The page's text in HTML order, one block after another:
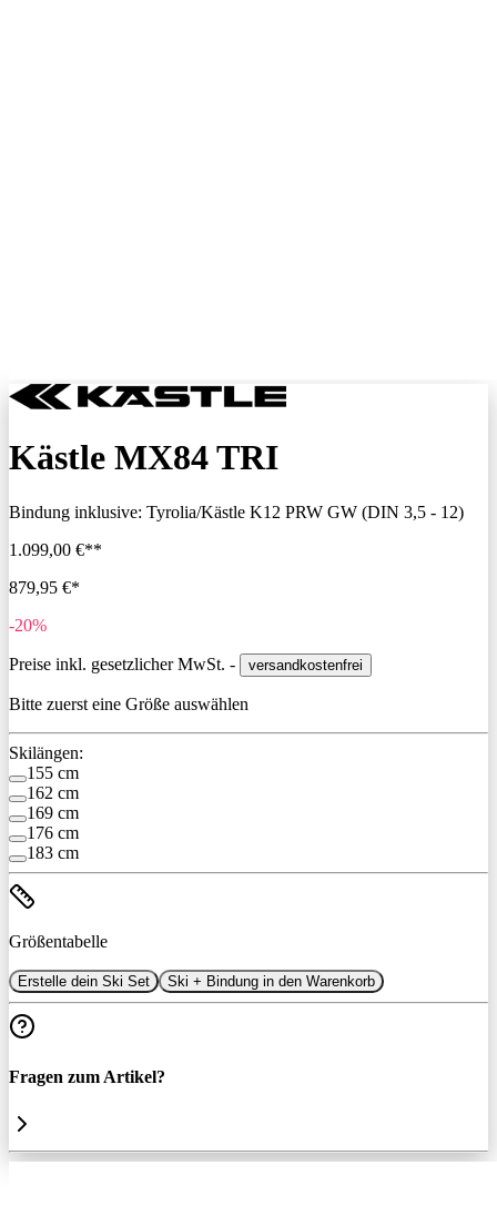
Kästle MX84 TRI
Bindung inklusive: Tyrolia/Kästle K12 PRW GW (DIN 3,5 - 12)
1.099,00 €**
879,95 €*
-20%
Preise inkl. gesetzlicher MwSt. - versandkostenfrei
Bitte zuerst eine Größe auswählen
Skilängen:
155 cm
162 cm
169 cm
176 cm
183 cm
Größentabelle
Erstelle dein Ski Set Ski + Bindung in den Warenkorb
Fragen zum Artikel?